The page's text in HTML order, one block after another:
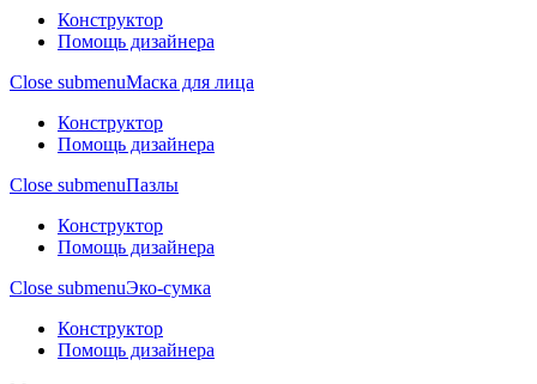
Конструктор
Помощь дизайнера
Close submenuМаска для лица
Конструктор
Помощь дизайнера
Close submenuПазлы
Конструктор
Помощь дизайнера
Close submenuЭко-сумка
Конструктор
Помощь дизайнера